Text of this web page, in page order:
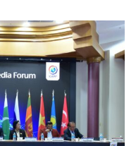
а
а
л
ц
а
х
э
х